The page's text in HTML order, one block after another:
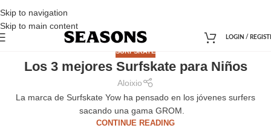
Skip to navigation
Skip to main content
LOGIN /
SURFSKATE
Los 3 mejores Surfskate para Niños
Aloixio
La marca de Surfskate Yow ha pensado en los jóvenes surfers
sacando una gama GROM.
CONTINUE READING